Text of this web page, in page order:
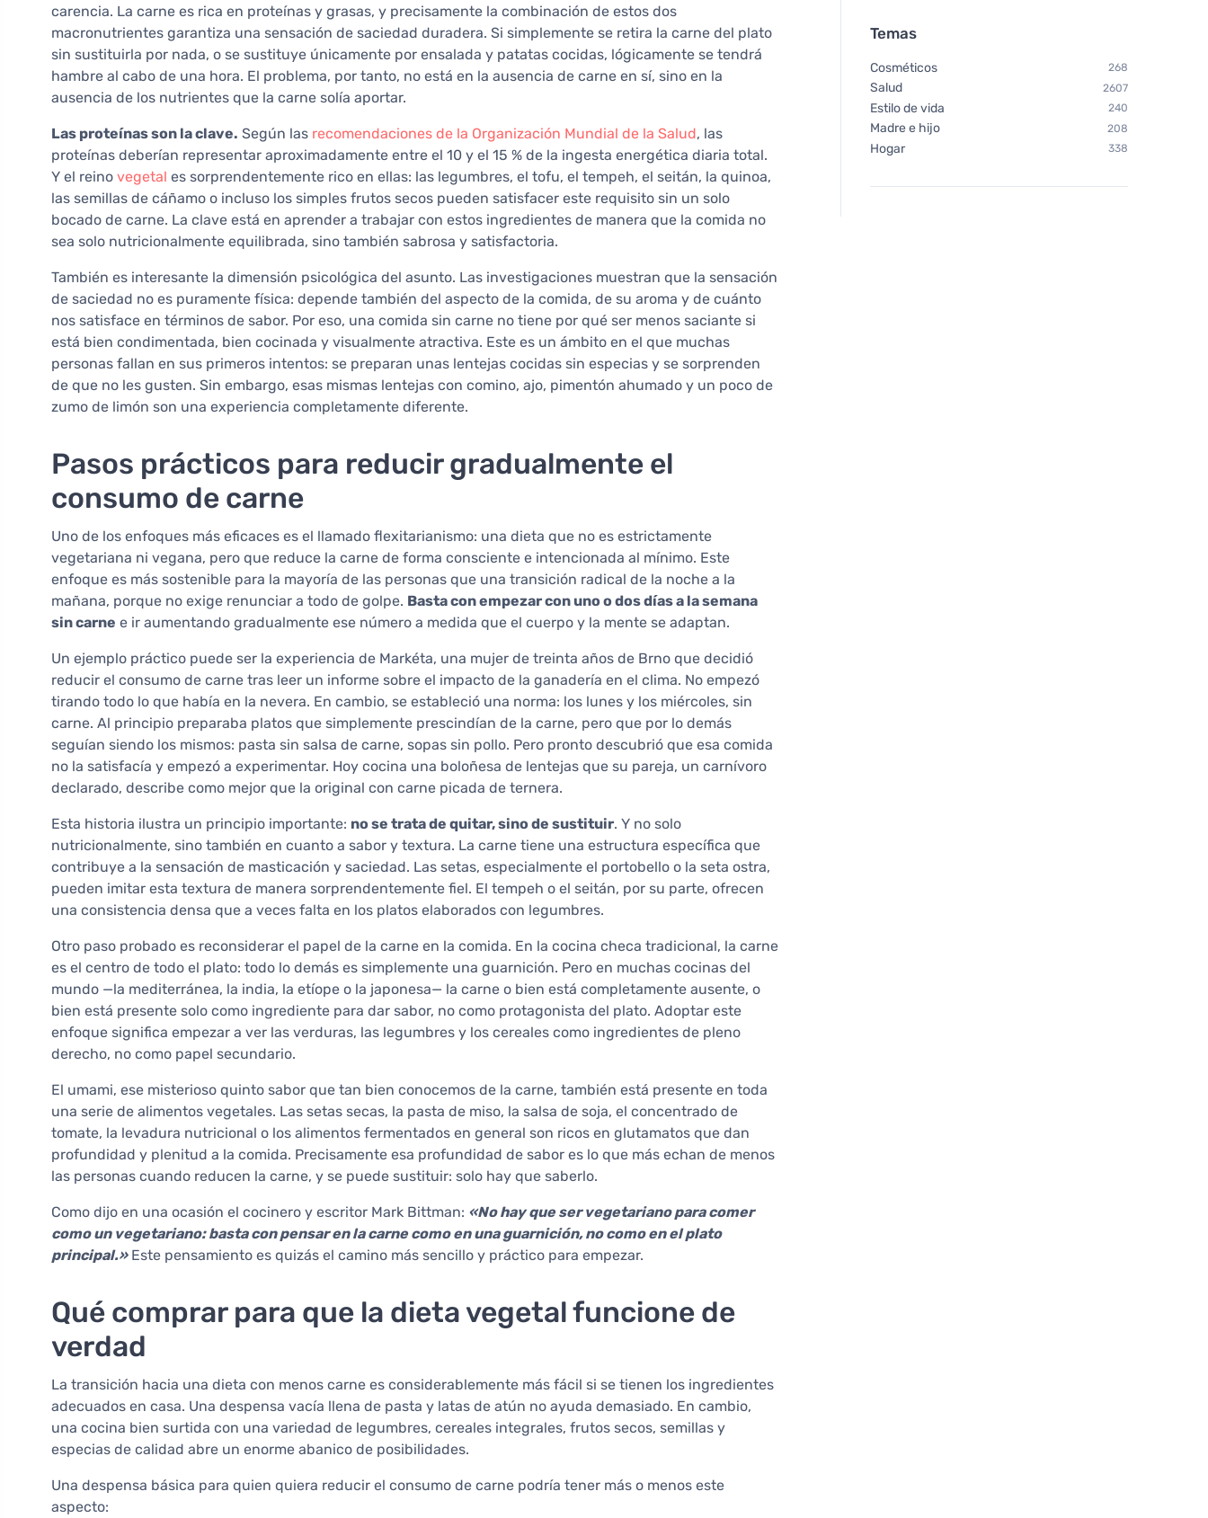
carencia. La carne es rica en proteínas y grasas, y precisamente la combinación de estos dos
macronutrientes garantiza una sensación de saciedad duradera. Si simplemente se retira la carne del plato
sin sustituirla por nada, o se sustituye únicamente por ensalada y patatas cocidas, lógicamente se tendrá
hambre al cabo de una hora. El problema, por tanto, no está en la ausencia de carne en sí, sino en la
ausencia de los nutrientes que la carne solía aportar.
Las proteínas son la clave. Según las recomendaciones de la Organización Mundial de la Salud, las
proteínas deberían representar aproximadamente entre el 10 y el 15 % de la ingesta energética diaria total.
Y el reino vegetal es sorprendentemente rico en ellas: las legumbres, el tofu, el tempeh, el seitán, la quinoa,
las semillas de cáñamo o incluso los simples frutos secos pueden satisfacer este requisito sin un solo
bocado de carne. La clave está en aprender a trabajar con estos ingredientes de manera que la comida no
sea solo nutricionalmente equilibrada, sino también sabrosa y satisfactoria.
También es interesante la dimensión psicológica del asunto. Las investigaciones muestran que la sensación
de saciedad no es puramente física: depende también del aspecto de la comida, de su aroma y de cuánto
nos satisface en términos de sabor. Por eso, una comida sin carne no tiene por qué ser menos saciante si
está bien condimentada, bien cocinada y visualmente atractiva. Este es un ámbito en el que muchas
personas fallan en sus primeros intentos: se preparan unas lentejas cocidas sin especias y se sorprenden
de que no les gusten. Sin embargo, esas mismas lentejas con comino, ajo, pimentón ahumado y un poco de
zumo de limón son una experiencia completamente diferente.
Pasos prácticos para reducir gradualmente el
consumo de carne
Uno de los enfoques más eficaces es el llamado flexitarianismo: una dieta que no es estrictamente
vegetariana ni vegana, pero que reduce la carne de forma consciente e intencionada al mínimo. Este
enfoque es más sostenible para la mayoría de las personas que una transición radical de la noche a la
mañana, porque no exige renunciar a todo de golpe. Basta con empezar con uno o dos días a la semana
sin carne e ir aumentando gradualmente ese número a medida que el cuerpo y la mente se adaptan.
Un ejemplo práctico puede ser la experiencia de Markéta, una mujer de treinta años de Brno que decidió
reducir el consumo de carne tras leer un informe sobre el impacto de la ganadería en el clima. No empezó
tirando todo lo que había en la nevera. En cambio, se estableció una norma: los lunes y los miércoles, sin
carne. Al principio preparaba platos que simplemente prescindían de la carne, pero que por lo demás
seguían siendo los mismos: pasta sin salsa de carne, sopas sin pollo. Pero pronto descubrió que esa comida
no la satisfacía y empezó a experimentar. Hoy cocina una boloñesa de lentejas que su pareja, un carnívoro
declarado, describe como mejor que la original con carne picada de ternera.
Esta historia ilustra un principio importante: no se trata de quitar, sino de sustituir. Y no solo
nutricionalmente, sino también en cuanto a sabor y textura. La carne tiene una estructura específica que
contribuye a la sensación de masticación y saciedad. Las setas, especialmente el portobello o la seta ostra,
pueden imitar esta textura de manera sorprendentemente fiel. El tempeh o el seitán, por su parte, ofrecen
una consistencia densa que a veces falta en los platos elaborados con legumbres.
Otro paso probado es reconsiderar el papel de la carne en la comida. En la cocina checa tradicional, la carne
es el centro de todo el plato: todo lo demás es simplemente una guarnición. Pero en muchas cocinas del
mundo —la mediterránea, la india, la etíope o la japonesa— la carne o bien está completamente ausente, o
bien está presente solo como ingrediente para dar sabor, no como protagonista del plato. Adoptar este
enfoque significa empezar a ver las verduras, las legumbres y los cereales como ingredientes de pleno
derecho, no como papel secundario.
El umami, ese misterioso quinto sabor que tan bien conocemos de la carne, también está presente en toda
una serie de alimentos vegetales. Las setas secas, la pasta de miso, la salsa de soja, el concentrado de
tomate, la levadura nutricional o los alimentos fermentados en general son ricos en glutamatos que dan
profundidad y plenitud a la comida. Precisamente esa profundidad de sabor es lo que más echan de menos
las personas cuando reducen la carne, y se puede sustituir: solo hay que saberlo.
Como dijo en una ocasión el cocinero y escritor Mark Bittman: «No hay que ser vegetariano para comer
como un vegetariano: basta con pensar en la carne como en una guarnición, no como en el plato
principal.»Este pensamiento es quizás el camino más sencillo y práctico para empezar.
Qué comprar para que la dieta vegetal funcione de
verdad
La transición hacia una dieta con menos carne es considerablemente más fácil si se tienen los ingredientes
adecuados en casa. Una despensa vacía llena de pasta y latas de atún no ayuda demasiado. En cambio,
una cocina bien surtida con una variedad de legumbres, cereales integrales, frutos secos, semillas y
especias de calidad abre un enorme abanico de posibilidades.
Una despensa básica para quien quiera reducir el consumo de carne podría tener más o menos este
aspecto:
Temas
Cosméticos 268
Salud 2607
Estilo de vida 240
Madre e hijo 208
Hogar 338